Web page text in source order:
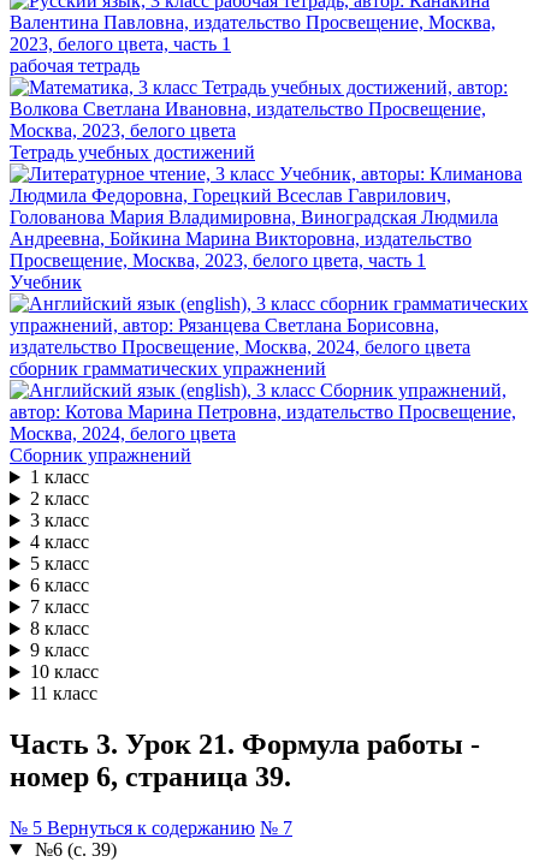
рабочая тетрадь
Тетрадь учебных достижений
Учебник
сборник грамматических упражнений
Сборник упражнений
1 класс
2 класс
3 класс
4 класс
5 класс
6 класс
7 класс
8 класс
9 класс
10 класс
11 класс
Часть 3. Урок 21. Формула работы -
номер 6, страница 39.
№ 5 Вернуться к содержанию № 7
№6 (с. 39)